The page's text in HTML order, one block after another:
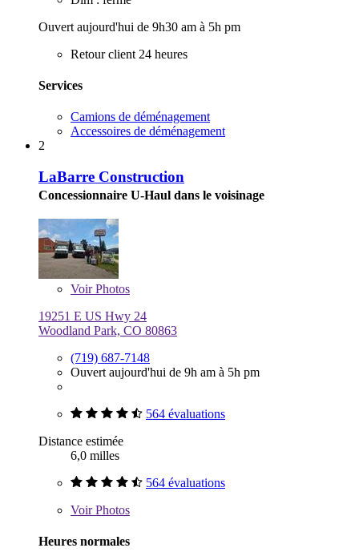
Ouvert aujourd'hui de 9h30 am à 5h pm
Retour client 24 heures
Services
Camions de déménagement
Accessoires de déménagement
2
LaBarre Construction
Concessionnaire U-Haul dans le voisinage
VoirPhotos
19251 E US Hwy 24
Woodland Park, CO 80863
(719) 687-7148
Ouvert aujourd'hui de 9h am à 5h pm
564 évaluations
Distance estimée
6,0 milles
564 évaluations
VoirPhotos
Heures normales